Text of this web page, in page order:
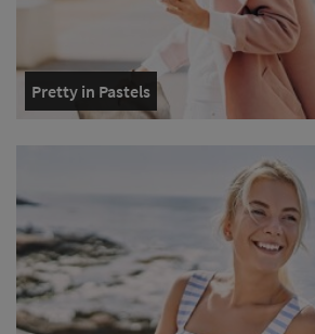
Pretty in Pastels